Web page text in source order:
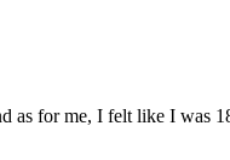
as for me, I felt like I was